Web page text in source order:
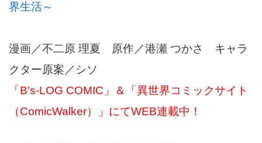
界生活～
漫画／不二原 理夏 原作／港瀬 つかさ キャラ
クター原案／シソ
「B's-LOG COMIC」＆「異世界コミックサイト
（ComicWalker）」にてWEB連載中！